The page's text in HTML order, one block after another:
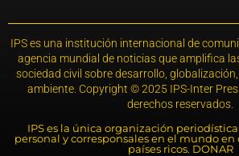
IPS es una institución internacional de
agencia mundial de noticias que amplifica
sociedad civil sobre desarrollo,
ambiente. Copyright © 2025 IPS-Inter
derechos reservados.
IPS es la única organización
personal y corresponsales en el mundo
países ricos. DONAR